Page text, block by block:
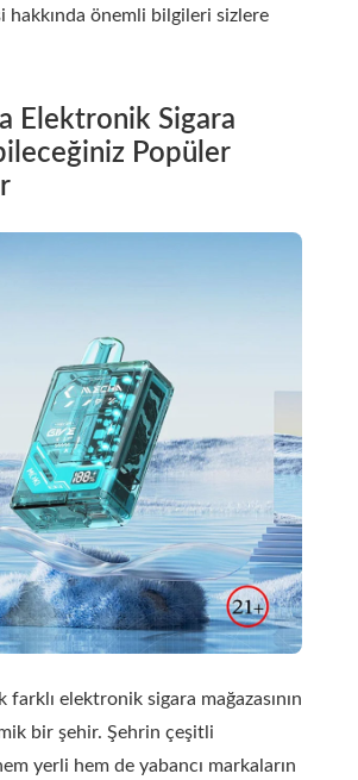
hakkında önemli bilgileri sizlere
Elektronik Sigara
Popüler
elektronik sigara mağazasının
bir şehir. Şehrin çeşitli
yerli hem de yabancı markaların